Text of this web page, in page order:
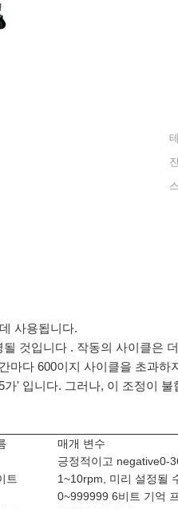
사용됩니다.
것입니다 . 작동의 사이클은
다 600이지 사이클을 초과
' 입니다. 그러나, 이 조정이
매개 변수
긍정적이고 negative0-
트
1~10rpm, 미리 설정될
0~999999 6비트 기억